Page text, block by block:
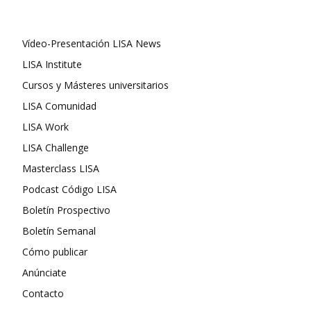
Vídeo-Presentación LISA News
LISA Institute
Cursos y Másteres universitarios
LISA Comunidad
LISA Work
LISA Challenge
Masterclass LISA
Podcast Código LISA
Boletín Prospectivo
Boletín Semanal
Cómo publicar
Anúnciate
Contacto